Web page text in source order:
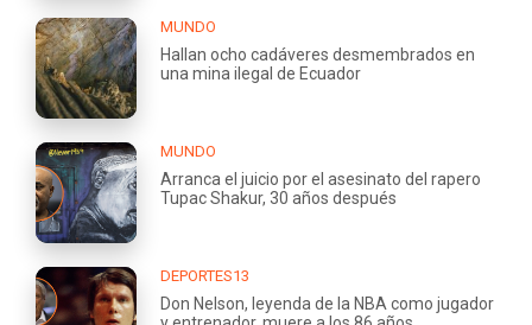
MUNDO
Hallan ocho cadáveres desmembrados en
una mina ilegal de Ecuador
MUNDO
Arranca el juicio por el asesinato del rapero
Tupac Shakur, 30 años después
DEPORTES13
Don Nelson, leyenda de la NBA como jugador